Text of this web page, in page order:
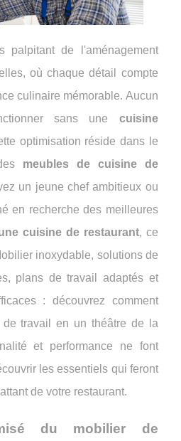
palpitant de l'aménagement
où chaque détail compte
culinaire mémorable. Aucun
sans une cuisine
optimisation réside dans le
meubles de cuisine de
un jeune chef ambitieux ou
en recherche des meilleures
cuisine de restaurant, ce
inoxydable, solutions de
plans de travail adaptés et
: découvrez comment
de travail en un théâtre de la
et performance ne font
les essentiels qui feront
de votre restaurant.
du mobilier de